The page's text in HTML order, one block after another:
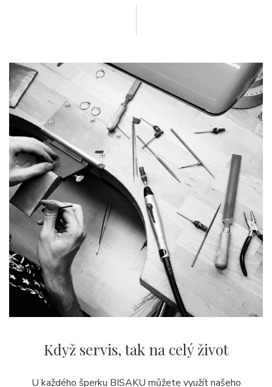
Když servis,tak na celý život
U každého šperku BISAKU můžete využít našeho